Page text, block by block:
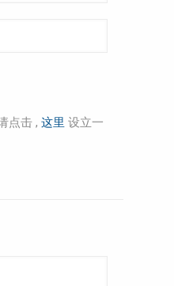
点击 , 这里 设立一